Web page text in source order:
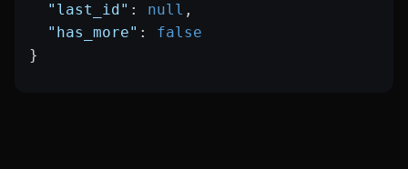
  "last_id"
: null ,
  "has_more"
: false
}